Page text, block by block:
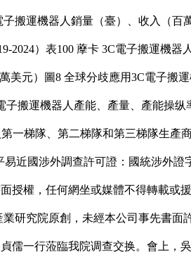
搬運機器人銷量（臺）、收入（百
）表100 藦卡 3C電子搬運機
美元）圖8 全球分歧應用3C電子搬
搬運機器人產能、產量、產能操
一梯隊、第二梯隊和第三梯隊生
近國涉外調查許可證：國統涉外
權，任何網坐或媒體不得轉載或
研究院原創，未經本公司事先書
一行蒞臨我院调查交换。會上，